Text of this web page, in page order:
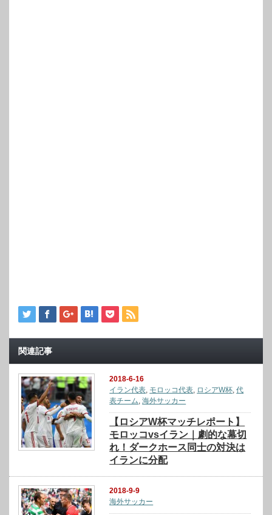
関連記事
2018-6-16
イラン代表, モロッコ代表, ロシアW杯,代
表チーム,海外サッカー
【ロシアW杯マッチレポート】
モロッコvsイラン｜劇的な幕切
れ！ダークホース同士の対決は
イランに分配
2018-9-9
海外サッカー